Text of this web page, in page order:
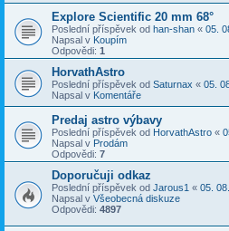
Explore Scientific 20 mm 68°
Poslední příspěvek od han-shan « 05.
Napsal v Koupím
Odpovědi: 1
HorvathAstro
Poslední příspěvek od Saturnax « 05.
Napsal v Komentáře
Predaj astro výbavy
Poslední příspěvek od HorvathAstro «
Napsal v Prodám
Odpovědi: 7
Doporučuji odkaz
Poslední příspěvek od Jarous1 « 05.
Napsal v Všeobecná diskuze
Odpovědi: 4897